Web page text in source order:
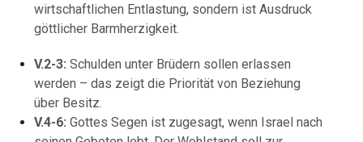
wirtschaftlichen Entlastung, sondern ist Ausdruck
göttlicher Barmherzigkeit.
V.2-3: Schulden unter Brüdern sollen erlassen
werden – das zeigt die Priorität von Beziehung
über Besitz.
V.4-6: Gottes Segen ist zugesagt, wenn Israel nach